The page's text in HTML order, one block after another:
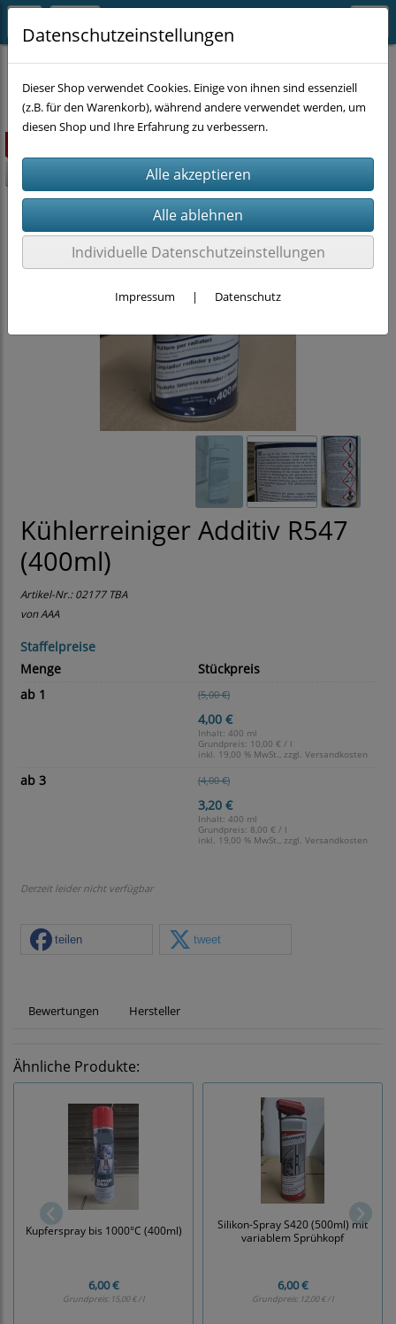
CHEMIE KFZ-Chemie
Kühlerreiniger Additiv R547
(400ml)
Artikel-Nr.:02177 TBA
von AAA
Staffelpreise
Menge
Stückpreis
ab 1
(5,00 €)
4,00 €
Inhalt: 400 ml
Grundpreis: 10,00 € / l
inkl. 19,00 % MwSt., zzgl. Versandkosten
ab 3 (4,00 €)
3,20 €
Inhalt: 400 ml
Grundpreis: 8,00 € / l
inkl. 19,00 % MwSt., zzgl. Versandkosten
Derzeit leider nicht verfügbar
teilen tweet
Bewertungen Hersteller
Ähnliche Produkte:
Kupferspray bis 1000°C (400ml)
6,00 €
Grundpreis: 15,00 € / l
Silikon-Spray S420 (500ml) mit
variablem Sprühkopf
6,00 €
Grundpreis: 12,00 € / l
Datenschutzeinstellungen
Dieser Shop verwendet Cookies. Einige von ihnen sind essenziell
(z.B. für den Warenkorb), während andere verwendet werden, um
diesen Shop und Ihre Erfahrung zu verbessern.
Individuelle Datenschutzeinstellungen
Impressum | Datenschutz